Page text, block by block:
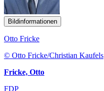
Bildinformationen
Otto Fricke
© Otto Fricke/Christian Kaufels
Fricke, Otto
FDP